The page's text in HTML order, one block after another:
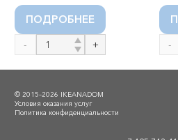
ПОДРОБНЕЕ
Количество
товара
METOD
/
MAXIMERA
© 2015–2026 IKEANADOM
Условия оказания услуг
Политика конфиденциальности